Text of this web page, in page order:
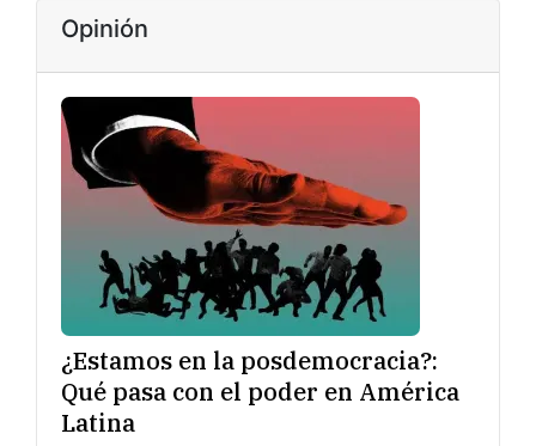
Opinión
¿Estamos en la posdemocracia?:
Qué pasa con el poder en América
Latina